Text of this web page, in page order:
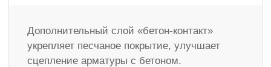
Дополнительный слой «бетон-контакт»
укрепляет песчаное покрытие, улучшает
сцепление арматуры с бетоном.